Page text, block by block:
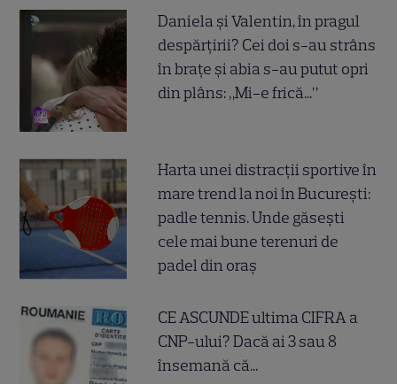
Daniela și Valentin, în pragul
despărțirii? Cei doi s-au strâns
în brațe și abia s-au putut opri
din plâns: „Mi-e frică...”
Harta unei distracții sportive în
mare trend la noi în București:
padle tennis. Unde găsești
cele mai bune terenuri de
padel din oraș
CE ASCUNDE ultima CIFRA a
CNP-ului? Dacă ai 3 sau 8
însemană că...